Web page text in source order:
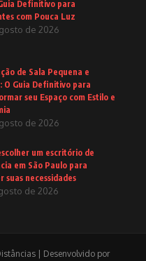
Definitivo para
com Pouca Luz
de 2026
de Sala Pequena e
O Guia Definitivo para
seu Espaço com Estilo e
de 2026
um escritório de
em São Paulo para
suas necessidades
de 2026
| Desenvolvido por